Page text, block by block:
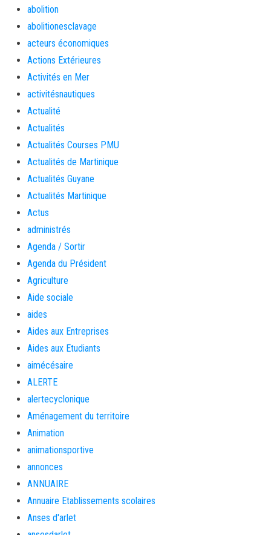
abolition
abolitionesclavage
acteurs économiques
Actions Extérieures
Activités en Mer
activitésnautiques
Actualité
Actualités
Actualités Courses PMU
Actualités de Martinique
Actualités Guyane
Actualités Martinique
Actus
administrés
Agenda / Sortir
Agenda du Président
Agriculture
Aide sociale
aides
Aides aux Entreprises
Aides aux Etudiants
aimécésaire
ALERTE
alertecyclonique
Aménagement du territoire
Animation
animationsportive
annonces
ANNUAIRE
Annuaire Etablissements scolaires
Anses d'arlet